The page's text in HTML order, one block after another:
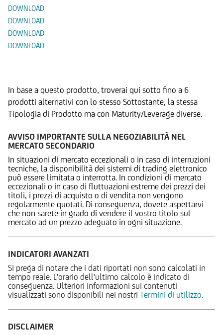
DOWNLOAD
DOWNLOAD
DOWNLOAD
DOWNLOAD
In base a questo prodotto, troverai qui sotto fino a 6
prodotti alternativi con lo stesso Sottostante, la stessa
Tipologia di Prodotto ma con Maturity/Leverage diverse.
AVVISO IMPORTANTE SULLA NEGOZIABILITÀ NEL
MERCATO SECONDARIO
In situazioni di mercato eccezionali o in caso di interruzioni
tecniche, la disponibilità dei sistemi di trading elettronico
può essere limitata o interrotta. In condizioni di mercato
eccezionali o in caso di fluttuazioni estreme dei prezzi dei
titoli, i prezzi di acquisto o di vendita non vengono
regolarmente quotati. Di conseguenza, dovete aspettarvi
che non sarete in grado di vendere il vostro titolo sul
mercato ad un prezzo adeguato in ogni situazione.
INDICATORI AVANZATI
Si prega di notare che i dati riportati non sono calcolati in
tempo reale. L'orario dell'ultimo calcolo è indicato di
conseguenza. Ulteriori informazioni sui contenuti
visualizzati sono disponibili nei nostri Termini di utilizzo.
DISCLAIMER